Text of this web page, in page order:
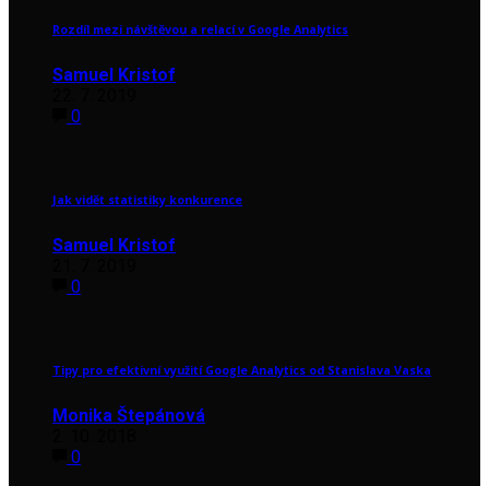
Rozdíl mezi návštěvou a relací v Google Analytics
Samuel Kristof
0
Jak vidět statistiky konkurence
Samuel Kristof
0
Tipy pro efektivní využití Google Analytics od Stanislava Vaska
Monika Štepánová
0